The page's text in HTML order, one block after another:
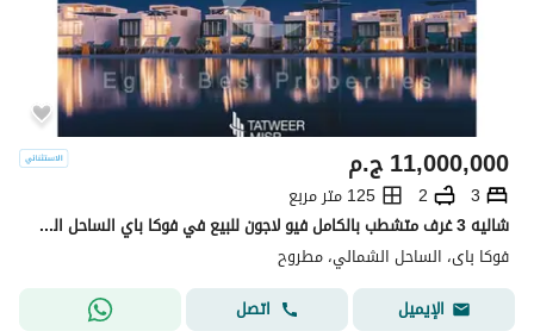
ج.م11,000,000
3
2
125 متر مربع
شاليه 3 غرف متشطب بالكامل فيو لاجون للبيع في فوكا باي الساحل الشمالي
فوكا باى، الساحل الشمالي، مطروح
الإيميل
اتصل